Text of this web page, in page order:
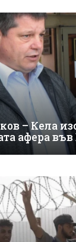
– Кела
афера